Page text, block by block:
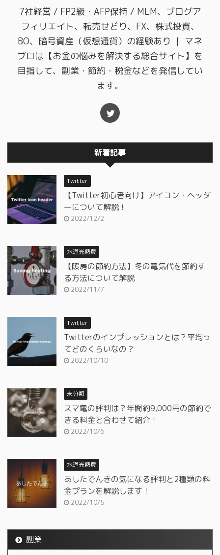
7社経営 / FP2級・AFP保持 / MLM、ブログア
フィリエイト、転売せどり、FX、株式投資、
BO、暗号資産（仮想通貨）の経験あり ｜ マネ
ブロは【お金の悩みを解決する総合サイト】を
目指して、副業・節約・税金などを発信してい
ます。
新着記事
Twitter
【Twitter初心者向け】アイコン・ヘッダ
ーについて解説！
2022/12/2
水道光熱費
【暖房の節約方法】冬の電気代を節約す
る方法について解説
2022/11/7
Twitter
Twitterのインプレッションとは？平均っ
てどのくらいなの？
2022/10/10
未分類
スマ電の評判は？年間約9,000円の節約で
きる料金と合わせて紹介！
2022/10/6
水道光熱費
あしたでんきの気になる評判と2種類の料
金プランを解説します！
2022/10/5
副業